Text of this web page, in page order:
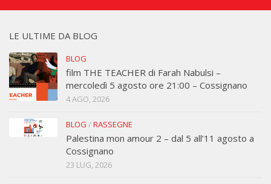
LE ULTIME DA BLOG
BLOG
film THE TEACHER di Farah Nabulsi –
mercoledì 5 agosto ore 21:00 – Cossignano
4 AGO, 2026
BLOG /RASSEGNE
Palestina mon amour 2 – dal 5 all’11 agosto a
Cossignano
23 LUG, 2026